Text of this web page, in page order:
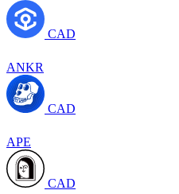
CAD
ANKR
CAD
APE
CAD